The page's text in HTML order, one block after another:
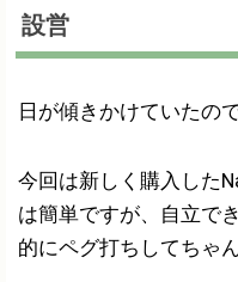
設営
日が傾きかけていたの
今回は新しく購入した
は簡単ですが、自立で
的にペグ打ちしてちゃ